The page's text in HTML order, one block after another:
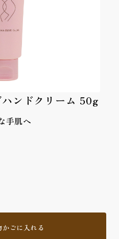
ンドクリーム 50g
手肌へ
かごに入れる